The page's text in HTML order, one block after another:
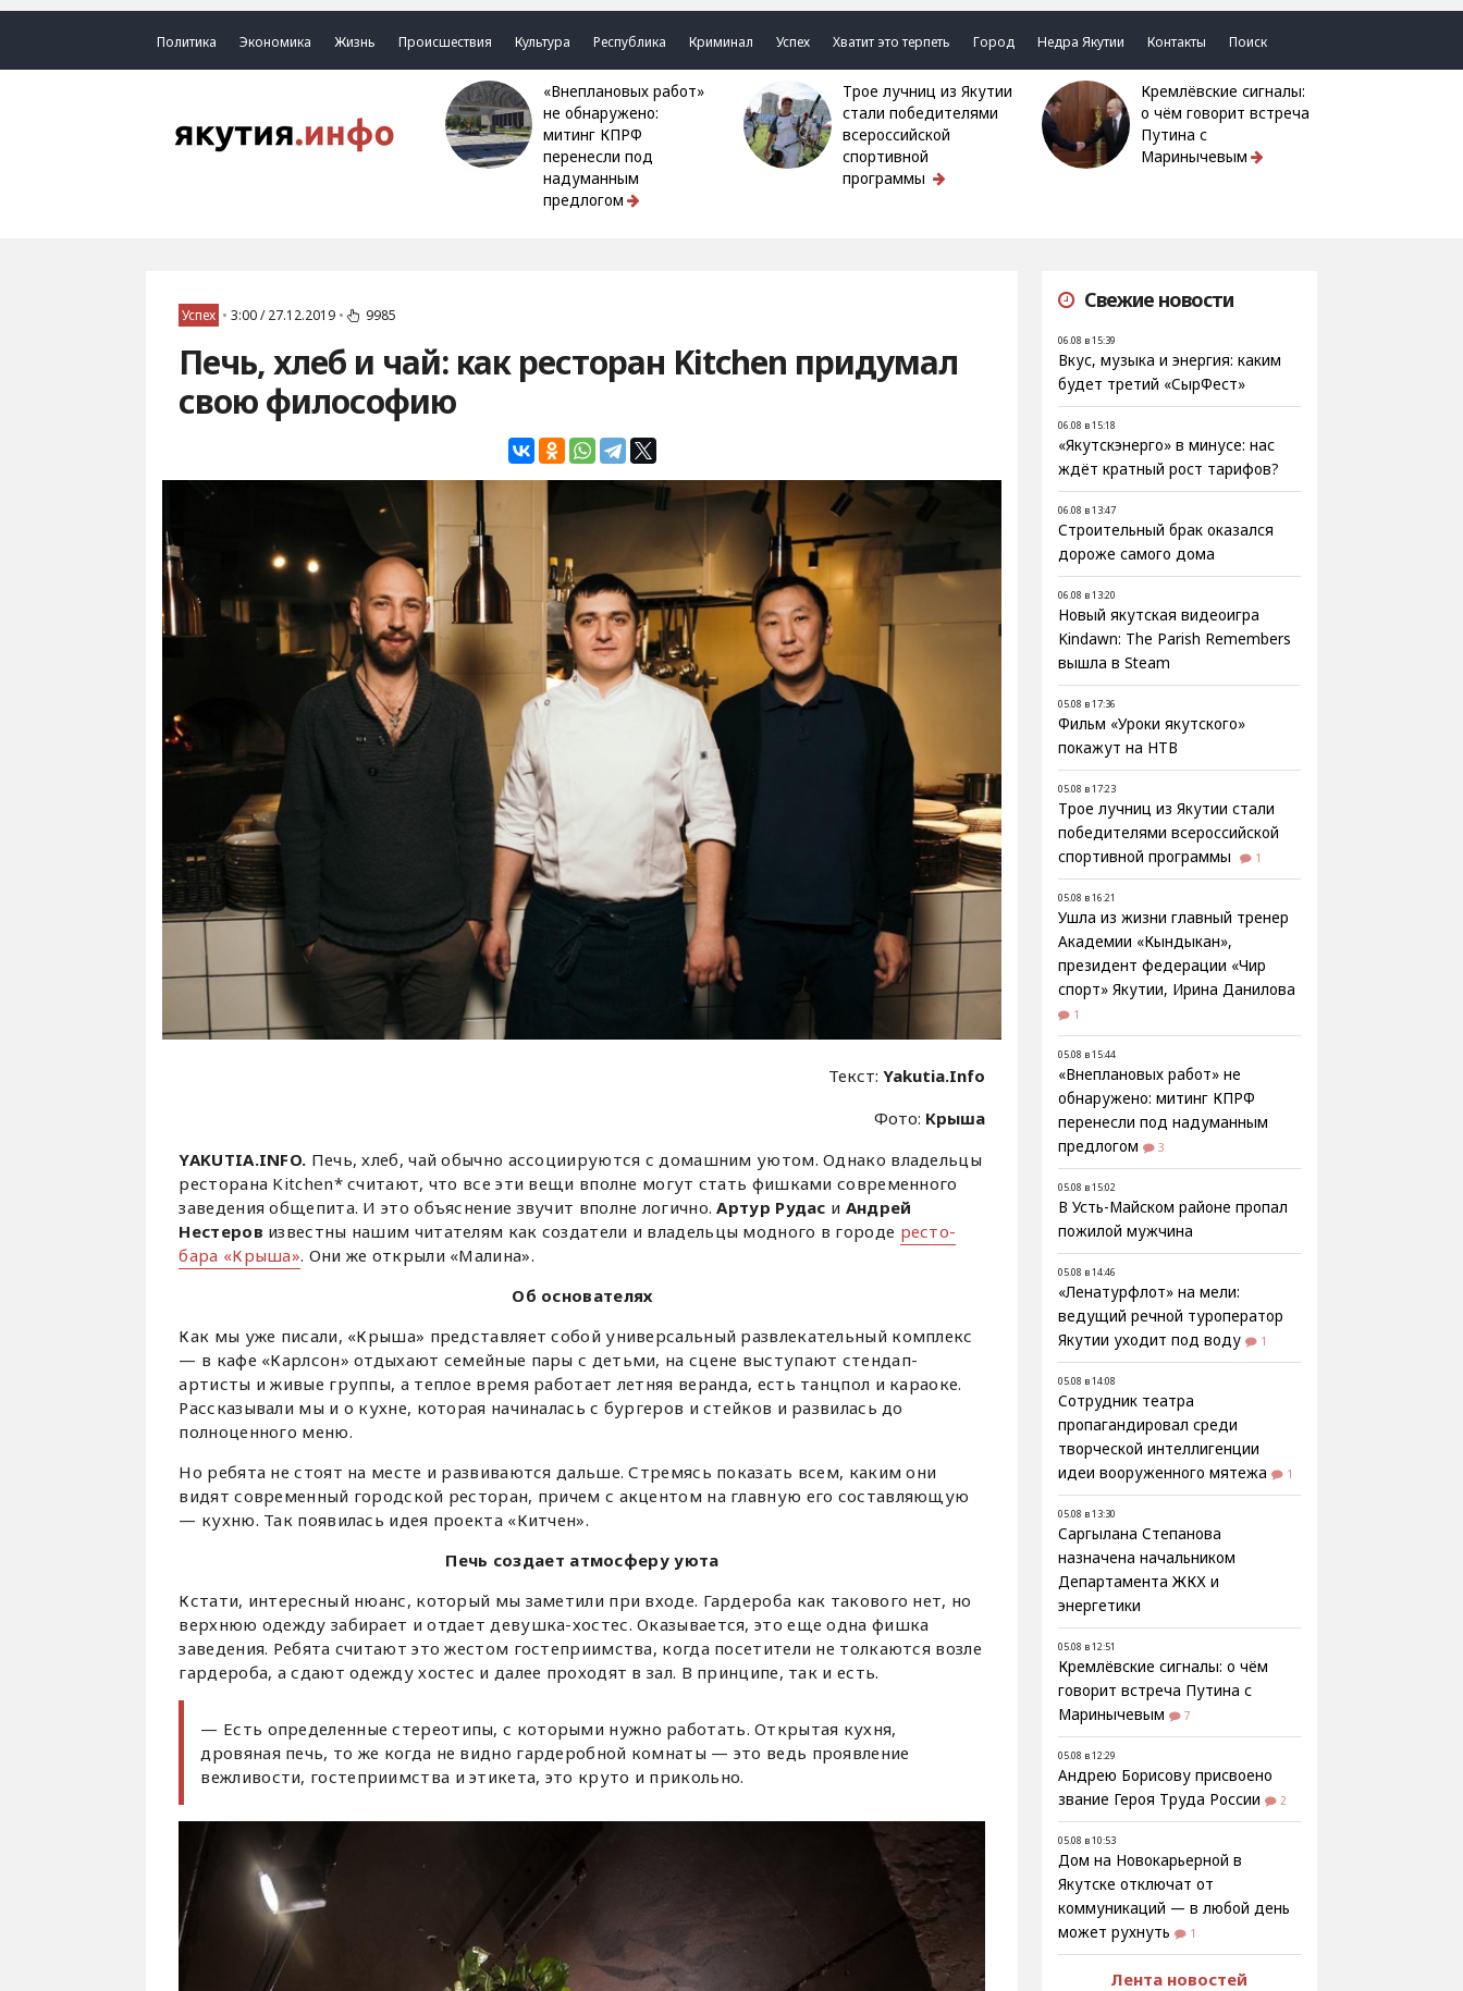
Политика Экономика Жизнь Происшествия Культура Республика Криминал Успех Хватит это терпеть Город Недра Якутии Контакты Поиск
«Внеплановых работ»
не обнаружено:
митинг КПРФ
перенесли под
надуманным
предлогом
Трое лучниц из Якутии
стали победителями
всероссийской
спортивной
программы
Кремлёвские сигналы:
о чём говорит встреча
Путина с
Маринычевым
Успех • 3:00 / 27.12.2019 • 9985
Печь, хлеб и чай: как ресторан Kitchen придумал
свою философию
Текст:Yakutia.Info
Фото: Крыша
YAKUTIA.INFO. Печь, хлеб, чай обычно ассоциируются с домашним уютом. Однако владельцы
ресторана Kitchen* считают, что все эти вещи вполне могут стать фишками современного
заведения общепита. И это объяснение звучит вполне логично.Артур Рудас и Андрей
Нестеров известны нашим читателям как создатели и владельцы модного в городе ресто-
бара «Крыша». Они же открыли «Малина».
Об основателях
Как мы уже писали, «Крыша» представляет собой универсальный развлекательный комплекс
— в кафе «Карлсон» отдыхают семейные пары с детьми, на сцене выступают стендап-
артисты и живые группы, а теплое время работает летняя веранда, есть танцпол и караоке.
Рассказывали мы и о кухне, которая начиналась с бургеров и стейков и развилась до
полноценного меню.
Но ребята не стоят на месте и развиваются дальше. Стремясь показать всем, каким они
видят современный городской ресторан, причем с акцентом на главную его составляющую
— кухню. Так появилась идея проекта «Китчен».
Печь создает атмосферу уюта
Кстати, интересный нюанс, который мы заметили при входе. Гардероба как такового нет, но
верхнюю одежду забирает и отдает девушка-хостес. Оказывается, это еще одна фишка
заведения. Ребята считают это жестом гостеприимства, когда посетители не толкаются возле
гардероба, а сдают одежду хостес и далее проходят в зал. В принципе, так и есть.
— Есть определенные стереотипы, с которыми нужно работать. Открытая кухня,
дровяная печь, то же когда не видно гардеробной комнаты — это ведь проявление
вежливости, гостеприимства и этикета, это круто и прикольно.
Свежие новости
06.08 в 15:39
Вкус, музыка и энергия: каким
будет третий «СырФест»
06.08 в 15:18
«Якутскэнерго» в минусе: нас
ждёт кратный рост тарифов?
06.08 в 13:47
Строительный брак оказался
дороже самого дома
06.08 в 13:20
Новый якутская видеоигра
Kindawn: The Parish Remembers
вышла в Steam
05.08 в 17:36
Фильм «Уроки якутского»
покажут на НТВ
05.08 в 17:23
Трое лучниц из Якутии стали
победителями всероссийской
спортивной программы
1
05.08 в 16:21
Ушла из жизни главный тренер
Академии «Кындыкан»,
президент федерации «Чир
спорт» Якутии, Ирина Данилова
1
05.08 в 15:44
«Внеплановых работ» не
обнаружено: митинг КПРФ
перенесли под надуманным
предлогом
3
05.08 в 15:02
В Усть-Майском районе пропал
пожилой мужчина
05.08 в 14:46
«Ленатурфлот» на мели:
ведущий речной туроператор
Якутии уходит под воду
1
05.08 в 14:08
Сотрудник театра
пропагандировал среди
творческой интеллигенции
идеи вооруженного мятежа
1
05.08 в 13:30
Саргылана Степанова
назначена начальником
Департамента ЖКХ и
энергетики
05.08 в 12:51
Кремлёвские сигналы: о чём
говорит встреча Путина с
Маринычевым
7
05.08 в 12:29
Андрею Борисову присвоено
звание Героя Труда России
2
05.08 в 10:53
Дом на Новокарьерной в
Якутске отключат от
коммуникаций — в любой день
может рухнуть
1
Лента новостей